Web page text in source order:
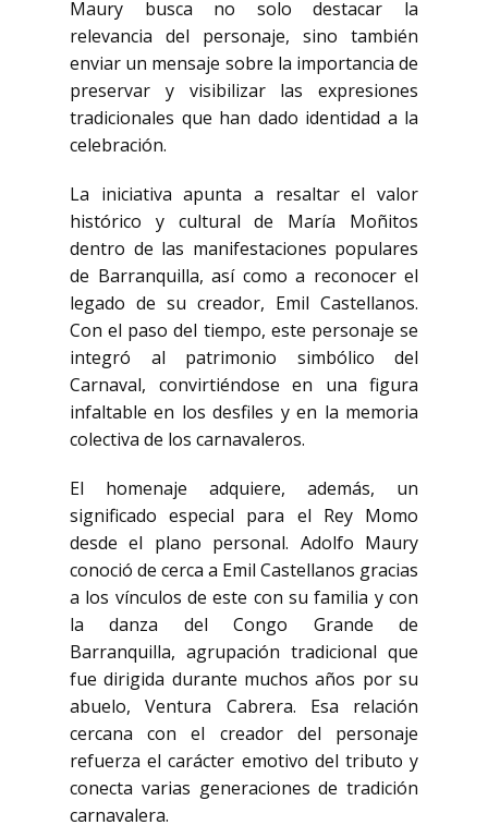
Maury busca no solo destacar la
relevancia del personaje, sino también
enviar un mensaje sobre la importancia de
preservar y visibilizar las expresiones
tradicionales que han dado identidad a la
celebración.
La iniciativa apunta a resaltar el valor
histórico y cultural de María Moñitos
dentro de las manifestaciones populares
de Barranquilla, así como a reconocer el
legado de su creador, Emil Castellanos.
Con el paso del tiempo, este personaje se
integró al patrimonio simbólico del
Carnaval, convirtiéndose en una figura
infaltable en los desfiles y en la memoria
colectiva de los carnavaleros.
El homenaje adquiere, además, un
significado especial para el Rey Momo
desde el plano personal. Adolfo Maury
conoció de cerca a Emil Castellanos gracias
a los vínculos de este con su familia y con
la danza del Congo Grande de
Barranquilla, agrupación tradicional que
fue dirigida durante muchos años por su
abuelo, Ventura Cabrera. Esa relación
cercana con el creador del personaje
refuerza el carácter emotivo del tributo y
conecta varias generaciones de tradición
carnavalera.